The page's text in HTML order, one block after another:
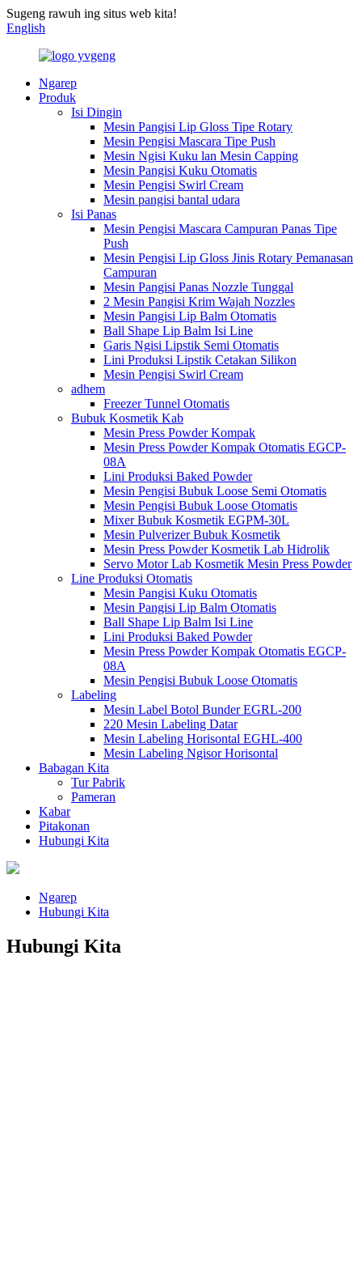
Sugeng rawuh ing situs web kita!
English
Ngarep
Produk
Isi Dingin
Mesin Pangisi Lip Gloss Tipe Rotary
Mesin Pengisi Mascara Tipe Push
Mesin Ngisi Kuku lan Mesin Capping
Mesin Pangisi Kuku Otomatis
Mesin Pengisi Swirl Cream
Mesin pangisi bantal udara
Isi Panas
Mesin Pengisi Mascara Campuran Panas Tipe
Push
Mesin Pengisi Lip Gloss Jinis Rotary Pemanasan
Campuran
Mesin Pangisi Panas Nozzle Tunggal
2 Mesin Pangisi Krim Wajah Nozzles
Mesin Pangisi Lip Balm Otomatis
Ball Shape Lip Balm Isi Line
Garis Ngisi Lipstik Semi Otomatis
Lini Produksi Lipstik Cetakan Silikon
Mesin Pengisi Swirl Cream
adhem
Freezer Tunnel Otomatis
Bubuk Kosmetik Kab
Mesin Press Powder Kompak
Mesin Press Powder Kompak Otomatis EGCP-
08A
Lini Produksi Baked Powder
Mesin Pengisi Bubuk Loose Semi Otomatis
Mesin Pengisi Bubuk Loose Otomatis
Mixer Bubuk Kosmetik EGPM-30L
Mesin Pulverizer Bubuk Kosmetik
Mesin Press Powder Kosmetik Lab Hidrolik
Servo Motor Lab Kosmetik Mesin Press Powder
Line Produksi Otomatis
Mesin Pangisi Kuku Otomatis
Mesin Pangisi Lip Balm Otomatis
Ball Shape Lip Balm Isi Line
Lini Produksi Baked Powder
Mesin Press Powder Kompak Otomatis EGCP-
08A
Mesin Pengisi Bubuk Loose Otomatis
Labeling
Mesin Label Botol Bunder EGRL-200
220 Mesin Labeling Datar
Mesin Labeling Horisontal EGHL-400
Mesin Labeling Ngisor Horisontal
Babagan Kita
Tur Pabrik
Pameran
Kabar
Pitakonan
Hubungi Kita
Ngarep
Hubungi Kita
Hubungi Kita